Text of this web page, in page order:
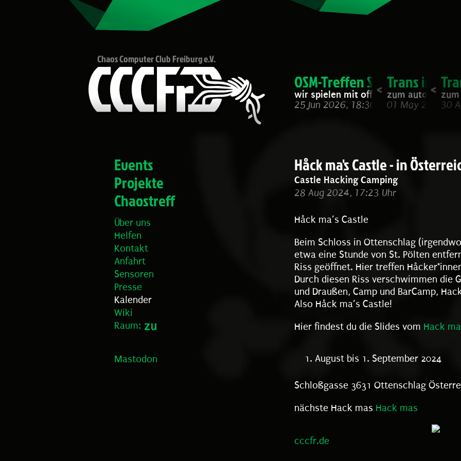
Chaos Computer Club Freiburg e.V.
OSM-Treffen Sommer 2026
wir spielen mit offenen Karten
25 Jun 2026, 18:30 Uhr
Trans in den
zum autonomen
01 May 2026,30
05 Feb 2026, 19:30 Uhr26 Nov 2025, 20:00 Uhr
02 Nov
Events
Projekte
Chaostreff
Über uns
Helfen
Kontakt
Anfahrt
Sensoren
Presse
Kalender
Wiki
Raum:
Mastodon
Håck ma's Castle - in
Castle Hacking Camping
28 Aug 2024, 17:23 Uhr
Håck ma’s Castle
Beim Schloss in Ottenschlag
etwa eine Stunde von St. Pölten
Riss geöffnet. Hier treffen
Durch diesen Riss verschwimmen die
und Draußen, Camp und BarCamp,
Also Håck ma’s Castle!
Hier findest du die Slides vom Hack
August bis 1. September 2024
Schloßgasse 3631 Ottenschlag
nächste Hack mas Hack mas
cccfr.de